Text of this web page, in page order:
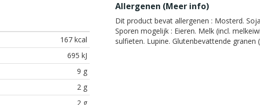
167 kcal
695 kJ
9 g
2 g
2 g
Allergenen (Meer info)
Dit product bevat allergenen : Mosterd.
Sporen mogelijk : Eieren. Melk (incl.
sulfieten. Lupine. Glutenbevattende granen